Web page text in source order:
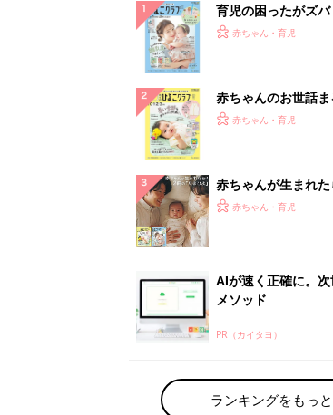
育児の困ったがズ
『ひよこクラブ 夏
赤ちゃん・育児
赤ちゃんのお世話
てのひよこクラブ
赤ちゃん・育児
赤ちゃんが生まれ
ひよ」
赤ちゃん・育児
AIが速く正確に。
メソッド
PR（カイタヨ）
ランキングをもっ